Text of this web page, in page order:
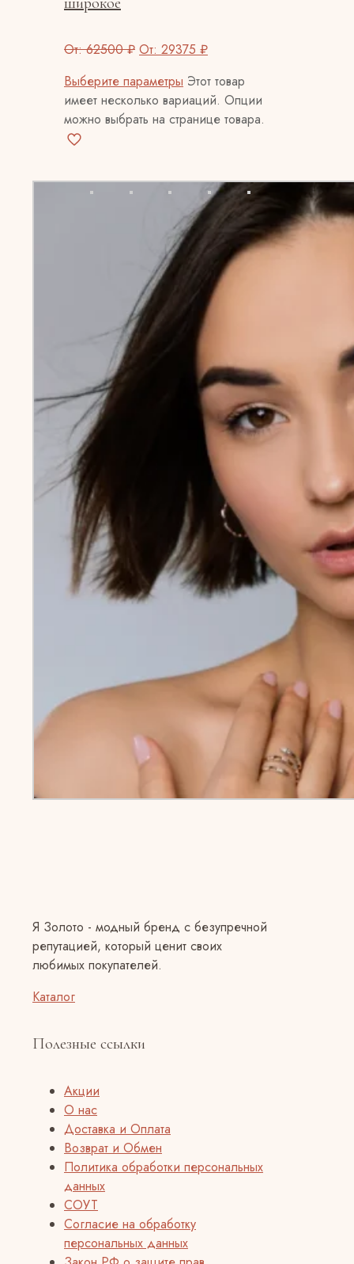
От:62500₽ От: 29375 ₽
Выберите параметры Этот товар
имеет несколько вариаций. Опции
можно выбрать на странице товара.
Я Золото - модный бренд с безупречной
репутацией, который ценит своих
любимых покупателей.
Каталог
Полезные ссылки
Акции
О нас
Доставка и Оплата
Возврат и Обмен
Политика обработки персональных
данных
СОУТ
Согласие на обработку
персональных данных